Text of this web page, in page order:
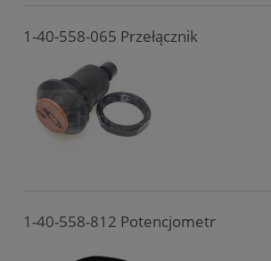
1-40-558-065 Przełącznik
1-40-558-812 Potencjometr